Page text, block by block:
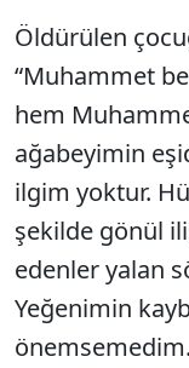
Öldürülen
“Muhammet
hem
ağabeyimin
ilgim yoktur.
şekilde gönül
edenler yalan
Yeğenimin
önemsemedim.